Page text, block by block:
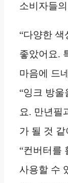
소비자들
“다양한 색
좋았어요.
마음에 드
“잉크 방울
요. 만년필
가 될 것 같
“컨버터를
사용할 수